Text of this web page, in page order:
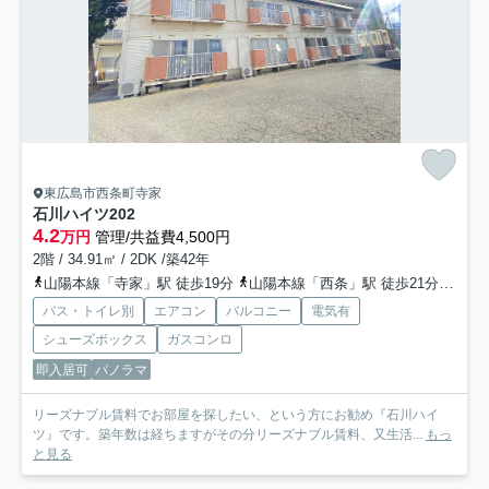
東広島市西条町寺家
石川ハイツ202
4.2万円 管理/共益費4,500円
2階 / 34.91㎡ / 2DK /築42年
山陽本線「寺家」駅 徒歩19分
山陽本線「西条」駅 徒歩21分
バス・トイレ別 エアコン バルコニー
電気有
シューズボックス
ガスコンロ
即入居可 パノラマ
リーズナブル賃料でお部屋を探したい、という方にお勧め『石川ハイ
ツ』です。築年数は経ちますがその分リーズナブル賃料、又生活... もっ
と見る